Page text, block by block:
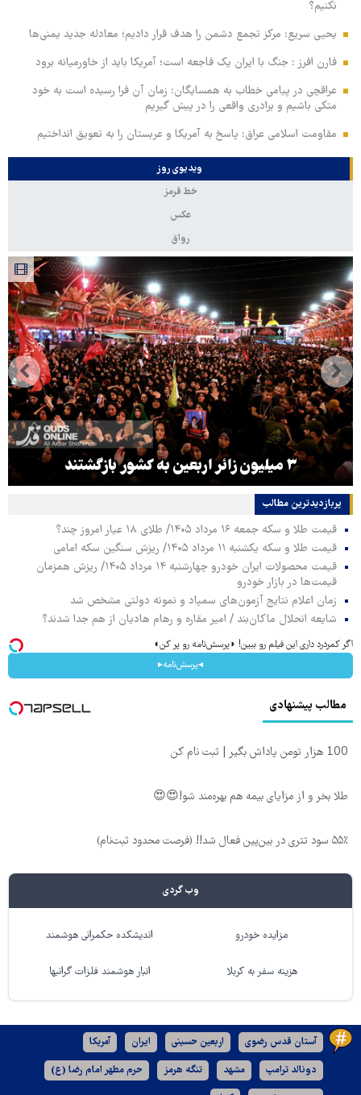
نکنیم؟
یحیی سریع: مرکز تجمع دشمن را هدف قرار دادیم؛ معادله جدید یمنی‌ها
فارن افرز : جنگ با ایران یک فاجعه است؛ آمریکا باید از خاورمیانه برود
عراقچی در پیامی خطاب به همسایگان: زمان آن فرا رسیده است به خود
متکی باشیم و برادری واقعی را در پیش گیریم
مقاومت اسلامی عراق: پاسخ به آمریکا و عربستان را به تعویق انداختیم
ویدیوی روز
خط قرمز
عکس
رواق
۳ میلیون زائر اربعین به کشور بازگشتند
پربازدیدترین‌ مطالب
قیمت طلا و سکه جمعه ۱۶ مرداد ۱۴۰۵/ طلای ۱۸ عیار امروز چند؟
قیمت طلا و سکه یکشنبه ۱۱ مرداد ۱۴۰۵/ ریزش سنگین سکه امامی
قیمت محصولات ایران خودرو چهارشنبه ۱۴ مرداد ۱۴۰۵/ ریزش همزمان
قیمت‌ها در بازار خودرو
زمان اعلام نتایج آزمون‌های سمپاد و نمونه دولتی مشخص شد
شایعه انحلال ماکان‌بند / امیر مقاره و رهام هادیان از هم جدا شدند؟
اگر کمردرد داری این فیلم رو ببین! ◗پرسش‌نامه رو پر کن◖
◂پرسش‌نامه▸
مطالب پیشنهادی
100 هزار تومن پاداش بگیر | ثبت نام کن
طلا بخر و از مزایای بیمه هم بهره‌مند شو!😍😍
۵۵٪ سود تتری در بین‌پین فعال شد!! (فرصت محدود ثبت‌نام)
وب گردی
مزایده خودرو اندیشکده حکمرانی هوشمند
هزینه سفر به کربلا انبار هوشمند فلزات گرانبها
آستان قدس رضوی اربعین حسینی ایران آمریکا
دونالد ترامپ مشهد تنگه هرمز حرم مطهر امام رضا (ع)